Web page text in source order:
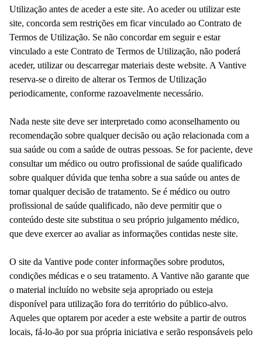
Utilização antes de aceder a este site. Ao aceder ou utilizar este
site, concorda sem restrições em ficar vinculado ao Contrato de
Termos de Utilização. Se não concordar em seguir e estar
vinculado a este Contrato de Termos de Utilização, não poderá
aceder, utilizar ou descarregar materiais deste website. A Vantive
reserva-se o direito de alterar os Termos de Utilização
periodicamente, conforme razoavelmente necessário.
Nada neste site deve ser interpretado como aconselhamento ou
recomendação sobre qualquer decisão ou ação relacionada com a
sua saúde ou com a saúde de outras pessoas. Se for paciente, deve
consultar um médico ou outro profissional de saúde qualificado
sobre qualquer dúvida que tenha sobre a sua saúde ou antes de
tomar qualquer decisão de tratamento. Se é médico ou outro
profissional de saúde qualificado, não deve permitir que o
conteúdo deste site substitua o seu próprio julgamento médico,
que deve exercer ao avaliar as informações contidas neste site.
O site da Vantive pode conter informações sobre produtos,
condições médicas e o seu tratamento. A Vantive não garante que
o material incluído no website seja apropriado ou esteja
disponível para utilização fora do território do público-alvo.
Aqueles que optarem por aceder a este website a partir de outros
locais, fá-lo-ão por sua própria iniciativa e serão responsáveis pelo